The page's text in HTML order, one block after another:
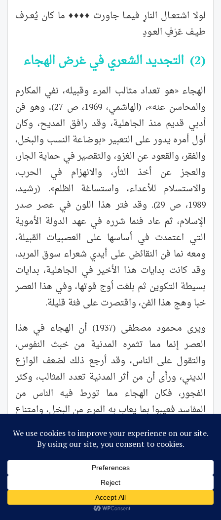
لولا اشتعــال النارِ فيمــا جاورت ♦♦♦♦ ما كان يُعــرف
طيـف عَرْفِ العـودِ
(2) التجديد الشعري في غرض الهجاء
الهجاء «هو تعداد مثالب المرء وقبيله، نفي المكارم
والمحاسن عنه»، (الهاشمي، 1969، ص 27)
. وهو فن
أدبي قديم منذ الجاهلية، وقد رافق المديح، وكان
أول أمره يدور على التعبير «بوضاعة النسب والبخل،
والفقر، والقعود عن الغزو، والتقصير في حماية الجار،
والعجز عن أخذ الثأر، والانهزام في الحرب،
والاستسلام للأعداء، واستساغة الظلم». (رشيد،
1989، ص 29). وقد فتر هذا اللون في عصر صدر
الإسلام، ثم عاد فنما شرره في عهد الدولة الأموية
التي اعتمدت في أساسها على العصبيات القبيلة،
ومعه نما فن النقائض على أيدي شعراء سوق المربد،
وقد كانت بدايات هذا الأخير في الجاهلية، بدايات
بسيطة التكوين ثم بلغت أوج قوتها، وفي هذا العصر
خبا وهج هذا الفن، واقتصرت على فئة قليلة.
ويرى محمود مصطفى (1937) أن الهجاء في هذا
العصر إنما مما تثمره المدنية من خبث النفوس،
والتقول على الناس، وقد أرجع ذلك لضعف الوازع
الديني، ورأى أن من أثر المدنية تعدد المثالب، وكثر
الفجور، فكان الهجاء مما تورط فيه الناس من
المفاسد فعيبوا بما يعاب به المرء من البخل، وامتناع
الوفاء، والمروءة، وخلع العذار، والجبن، كما كان من
أثر المدنية ارتقاء الأذواق فاستقذرت بعض المناظر،
وهجنت العادات، وسخروا من أشكال الأشخاص، ومن
أصوات المغنين، وهجو كلًا بما فيه، فكان الشعراء
يهجون الخلفاء والوزراء إذا ما رأوا منهم فعلًا مشينا،
أو حدثت بينهم خصومة شخصية، أو ضنوا عليهم